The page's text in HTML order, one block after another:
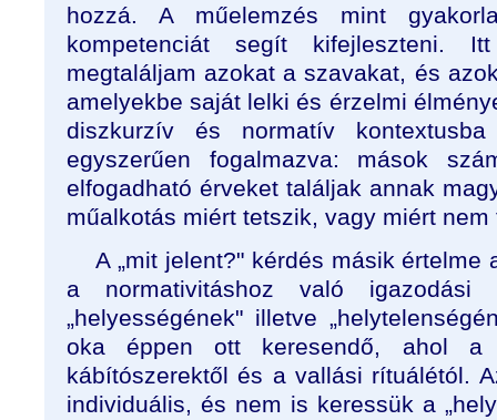
hozzá. A műelemzés mint
kompetenciát segít kifejleszteni.
megtaláljam azokat a szavakat, és
amelyekbe saját lelki és érzelmi
diszkurzív és normatív
egyszerűen fogalmazva: mások
elfogadható érveket találjak annak
műalkotás miért tetszik, vagy miért nem
A „mit jelent?" kérdés másik értelme
a normativitáshoz való
„helyességének" illetve
oka éppen ott keresendő, ahol a
kábítószerektől és a vallási rítuálétól.
individuális, és nem is keressük a